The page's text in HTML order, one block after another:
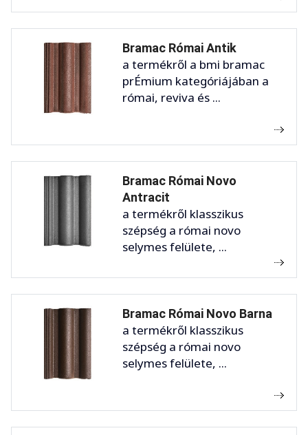
Bramac Római Antik
a termékről a bmi bramac
prÉmium kategóriájában a
római, reviva és ...
Bramac Római Novo
Antracit
a termékről klasszikus
szépség a római novo
selymes felülete, ...
Bramac Római Novo Barna
a termékről klasszikus
szépség a római novo
selymes felülete, ...